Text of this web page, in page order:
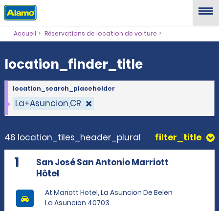
location_finder_title
Accueil Réservations de location de voiture
location_finder_title
La+Asuncion,CR
location_search_placeholder
46 location_tiles_header_plural filter_title
1
San José San Antonio Marriott
Hôtel
At Mariott Hotel, La Asuncion De Belen
La Asuncion 40703